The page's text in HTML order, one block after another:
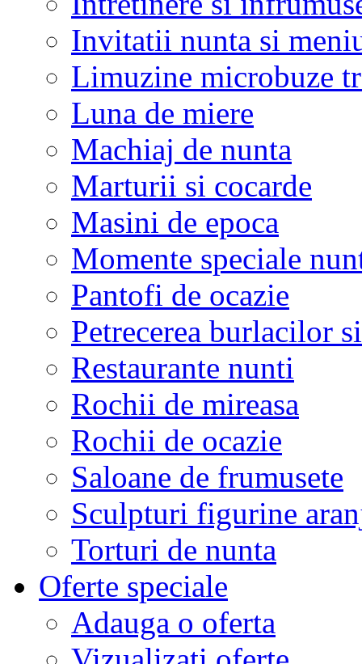
Invitatii nunta si
Limuzine microbuze
Luna de miere
Machiaj de nunta
Marturii si cocarde
Masini de epoca
Momente speciale
Pantofi de ocazie
Petrecerea burlacilor
Restaurante nunti
Rochii de mireasa
Rochii de ocazie
Saloane de frumusete
Sculpturi figurine
Torturi de nunta
Oferte speciale
Adauga o oferta